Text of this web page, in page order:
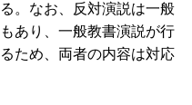
。なお、反対演説は一般
あり、一般教書演説が行
ため、両者の内容は対応